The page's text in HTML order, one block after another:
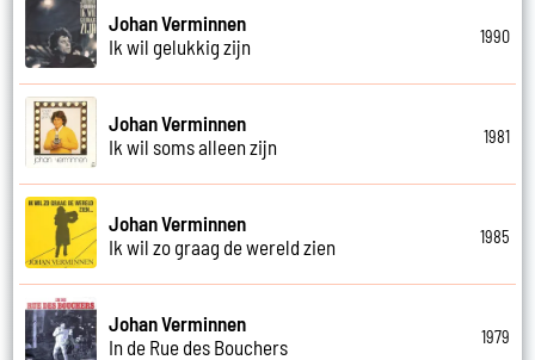
Johan Verminnen
Ik wil gelukkig zijn
1990
Johan Verminnen
Ik wil soms alleen zijn
1981
Johan Verminnen
Ik wil zo graag de wereld zien
1985
Johan Verminnen
In de Rue des Bouchers
1979